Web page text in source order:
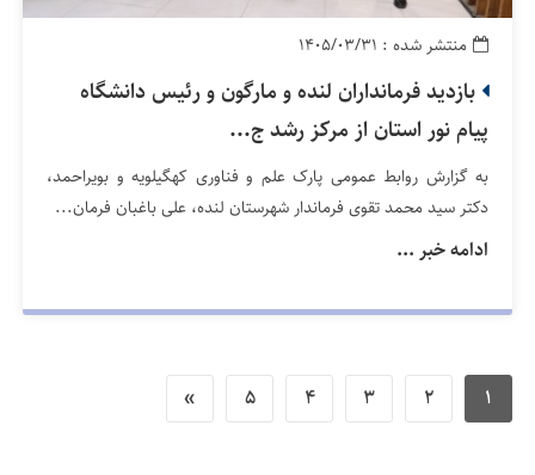
منتشر شده : ۱۴۰۵/۰۳/۳۱
بازدید فرمانداران لنده و مارگون و رئیس دانشگاه
پیام نور استان از مرکز رشد ج...
به گزارش روابط عمومی پارک علم و فناوری کهگیلویه و بویراحمد،
دکتر سید محمد تقوی فرماندار شهرستان لنده، علی باغبان فرمان...
ادامه خبر ...
1
2
3
4
5
»